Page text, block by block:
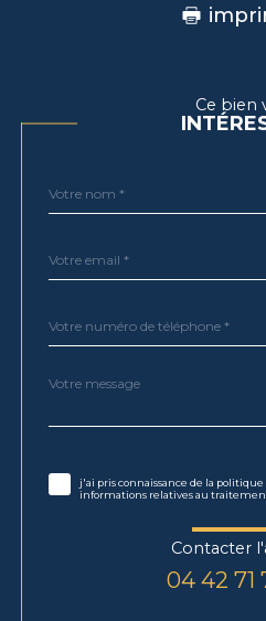
Ce bien
par
*
*
*
Fieldset
Message
*
j'ai pris connaissance de la
informations relatives au
Contacter
04 42 71